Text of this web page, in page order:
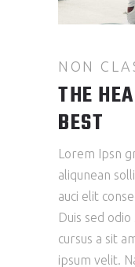
NON
THE
BEST
Lorem Ipsn
aliqunean
auci elit
Duis sed
cursus a sit
ipsum velit.